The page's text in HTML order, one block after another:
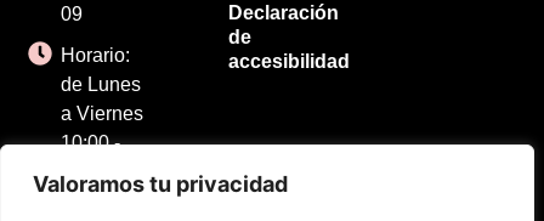
Valoramos tu privacidad
09
Horario:
de Lunes
a Viernes
10:00 -
18:00
Declaración
de
accesibilidad